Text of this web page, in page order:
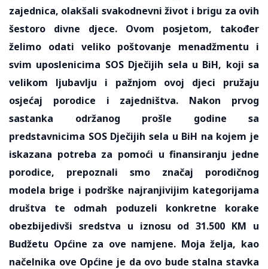
zajednica, olakšali svakodnevni život i brigu za ovih
šestoro divne djece. Ovom posjetom, također
želimo odati veliko poštovanje menadžmentu i
svim uposlenicima SOS Dječijih sela u BiH, koji sa
velikom ljubavlju i pažnjom ovoj djeci pružaju
osjećaj porodice i zajedništva. Nakon prvog
sastanka održanog prošle godine sa
predstavnicima SOS Dječijih sela u BiH na kojem je
iskazana potreba za pomoći u finansiranju jedne
porodice, prepoznali smo značaj porodičnog
modela brige i podrške najranjivijim kategorijama
društva te odmah poduzeli konkretne korake
obezbijedivši sredstva u iznosu od 31.500 KM u
Budžetu Općine za ove namjene. Moja želja, kao
načelnika ove Općine je da ovo bude stalna stavka